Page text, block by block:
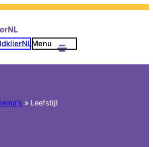
Menu
» Leefstijl